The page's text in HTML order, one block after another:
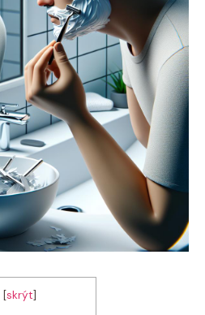
[skrýt]